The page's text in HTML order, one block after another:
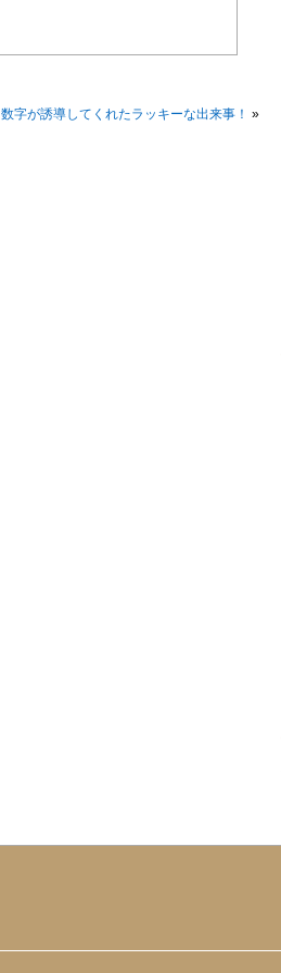
数字が誘導してくれたラッキーな出来事！ »